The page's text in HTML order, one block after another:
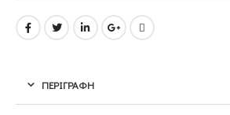
ΠΕΡΙΓΡΑΦΉ